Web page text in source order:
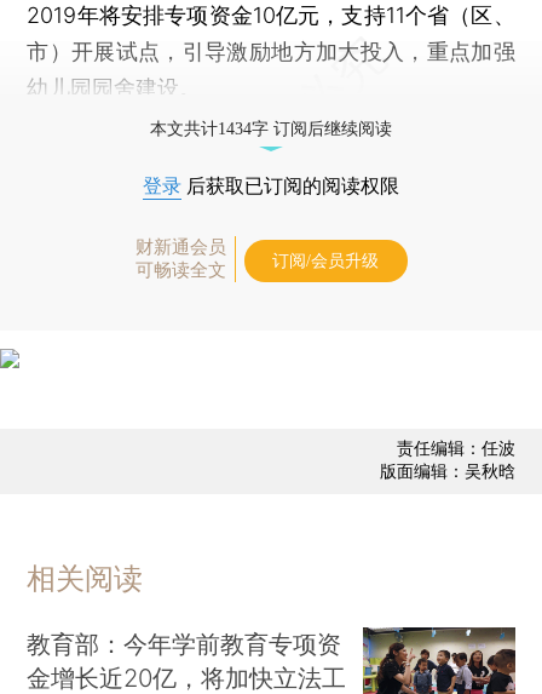
2019年将安排专项资金10亿元，支持11个省（区、
市）开展试点，引导激励地方加大投入，重点加强
幼儿园园舍建设。
本文共计1434字 订阅后继续阅读
登录 后获取已订阅的阅读权限
财新通会员
可畅读全文
订阅/会员升级
责任编辑：任波
版面编辑：吴秋晗
相关阅读
教育部：今年学前教育专项资
金增长近20亿，将加快立法工